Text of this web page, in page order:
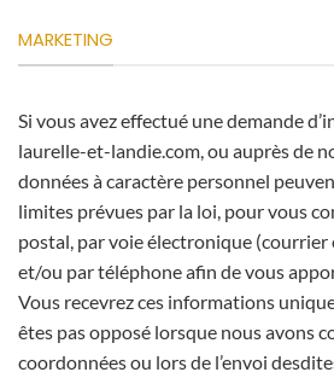
MARKETING
Si vous avez effectué une demande
laurelle-et-landie.com, ou auprès de
données à caractère personnel
limites prévues par la loi, pour vous
postal, par voie électronique (courrier
et/ou par téléphone afin de vous
Vous recevrez ces informations
êtes pas opposé lorsque nous avons
coordonnées ou lors de l’envoi